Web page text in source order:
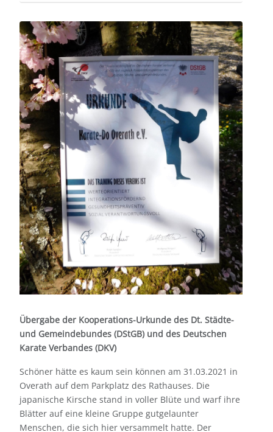
Übergabe der Kooperations-Urkunde des Dt. Städte-
und Gemeindebundes (DStGB) und des Deutschen
Karate Verbandes (DKV)
Schöner hätte es kaum sein können am 31.03.2021 in
Overath auf dem Parkplatz des Rathauses. Die
japanische Kirsche stand in voller Blüte und warf ihre
Blätter auf eine kleine Gruppe gutgelaunter
Menschen, die sich hier versammelt hatte. Der